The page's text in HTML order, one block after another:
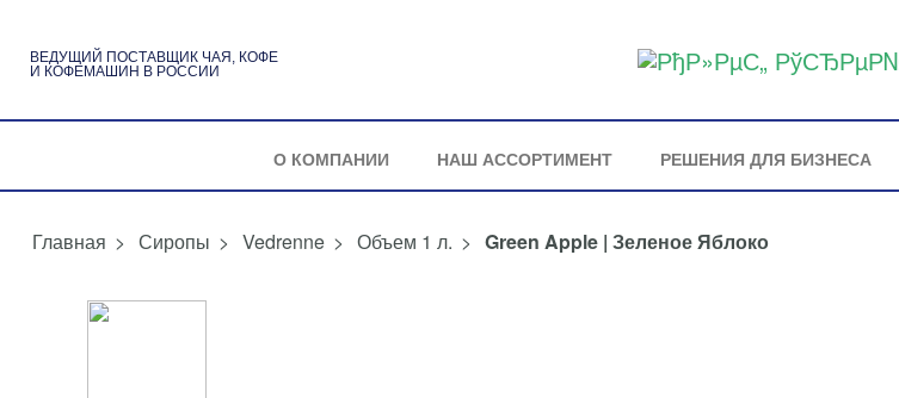
ВЕДУЩИЙ ПОСТАВЩИК ЧАЯ, КОФЕ
И КОФЕМАШИН В РОССИИ
О КОМПАНИИ НАШ АССОРТИМЕНТ РЕШЕНИЯ ДЛЯ БИЗНЕСА
> Сиропы > Vedrenne > Объем 1 л. > Green Apple | Зеленое Яблоко